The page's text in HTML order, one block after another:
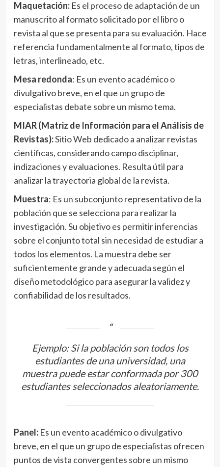
Maquetación: Es el proceso de adaptación de un
manuscrito al formato solicitado por el libro o
revista al que se presenta para su evaluación. Hace
referencia fundamentalmente al formato, tipos de
letras, interlineado, etc.
Mesa redonda: Es un evento académico o
divulgativo breve, en el que un grupo de
especialistas debate sobre un mismo tema.
MIAR (Matriz de Información para el Análisis de
Revistas):Sitio Web dedicado a analizar revistas
científicas, considerando campo disciplinar,
indizaciones y evaluaciones. Resulta útil para
analizar la trayectoria global de la revista.
Muestra: Es un subconjunto representativo de la
población que se selecciona para realizar la
investigación. Su objetivo es permitir inferencias
sobre el conjunto total sin necesidad de estudiar a
todos los elementos. La muestra debe ser
suficientemente grande y adecuada según el
diseño metodológico para asegurar la validez y
confiabilidad de los resultados.
Ejemplo: Si la población son todos los
estudiantes de una universidad, una
muestra puede estar conformada por 300
estudiantes seleccionados aleatoriamente.
Panel: Es un evento académico o divulgativo
breve, en el que un grupo de especialistas ofrecen
puntos de vista convergentes sobre un mismo